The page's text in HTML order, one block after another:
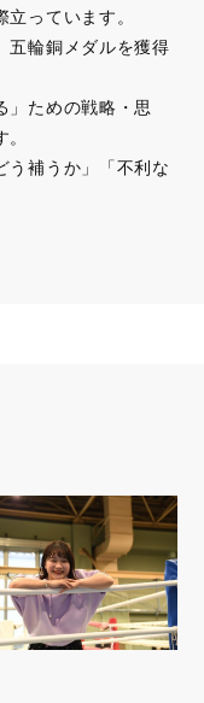
っています。
五輪銅メダルを獲得
」ための戦略・思
う補うか」「不利な